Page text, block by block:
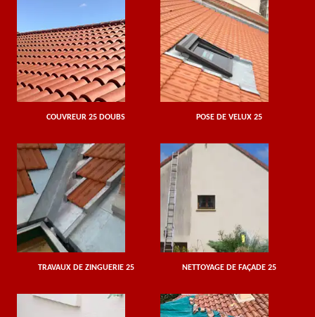
COUVREUR 25 DOUBS POSE DE VELUX 25
TRAVAUX DE ZINGUERIE 25 NETTOYAGE DE FAÇADE 25